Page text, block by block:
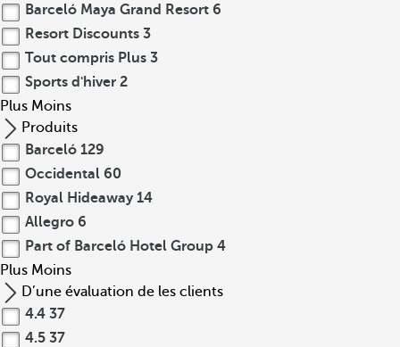
Barceló Maya Grand Resort 6
Resort Discounts 3
Tout compris Plus 3
Sports d'hiver 2
Plus Moins
Produits
Barceló 129
Occidental 60
Royal Hideaway 14
Allegro 6
Part of Barceló Hotel Group 4
Plus Moins
D’une évaluation de les clients
4.4 37
4.5 37